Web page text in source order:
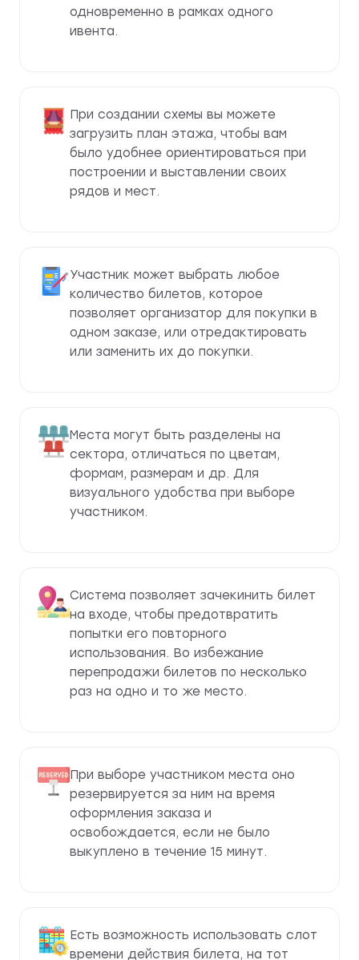
одновременно в рамках одного
ивента.
При создании схемы вы можете
загрузить план этажа, чтобы вам
было удобнее ориентироваться при
построении и выставлении своих
рядов и мест.
Участник может выбрать любое
количество билетов, которое
позволяет организатор для покупки в
одном заказе, или отредактировать
или заменить их до покупки.
Места могут быть разделены на
сектора, отличаться по цветам,
формам, размерам и др. Для
визуального удобства при выборе
участником.
Система позволяет зачекинить билет
на входе, чтобы предотвратить
попытки его повторного
использования. Во избежание
перепродажи билетов по несколько
раз на одно и то же место.
При выборе участником места оно
резервируется за ним на время
оформления заказа и
освобождается, если не было
выкуплено в течение 15 минут.
Есть возможность использовать слот
времени действия билета, на тот